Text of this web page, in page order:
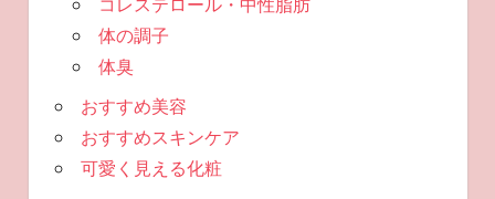
体の調子
体臭
おすすめ美容
おすすめスキンケア
可愛く見える化粧